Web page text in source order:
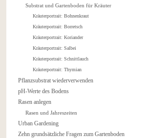
Substrat und Gartenboden für Kräuter
Kräuterportrait: Bohnenkraut
Kräuterportrait: Borretsch
Kräuterportrait: Koriander
Kräuterportrait: Salbei
Kräuterportrait: Schnittlauch
Kräuterportrait: Thymian
Pflanzsubstrat wiederverwenden
pH-Werte des Bodens
Rasen anlegen
Rasen und Jahreszeiten
Urban Gardening
Zehn grundsätzliche Fragen zum Gartenboden